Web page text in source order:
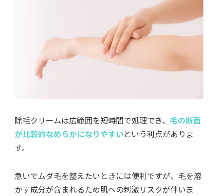
除毛クリームは広範囲を短時間で処理でき、 毛の断面
が比較的なめらかになりやすいという利点がありま
す。
急いでムダ毛を整えたいときには便利ですが、毛を溶
かす成分が含まれるため肌への刺激リスクが伴いま